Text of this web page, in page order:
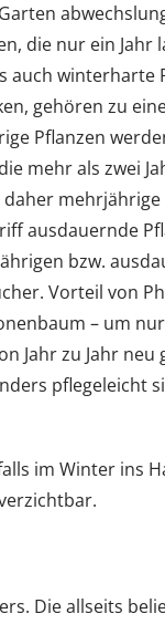
die nur ein Jahr
auch winterharte
gehören zu
Pflanzen
mehr als zwei
ausdauernde
bzw.
Vorteil von
– um
Jahr zu Jahr neu
pflegeleicht
im Winter ins
Die allseits